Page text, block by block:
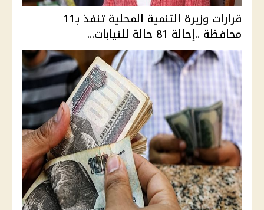
قرارات وزيرة التنمية المحلية تنفذ بـ11
محافظة ..إحالة 81 حالة للنيابات...